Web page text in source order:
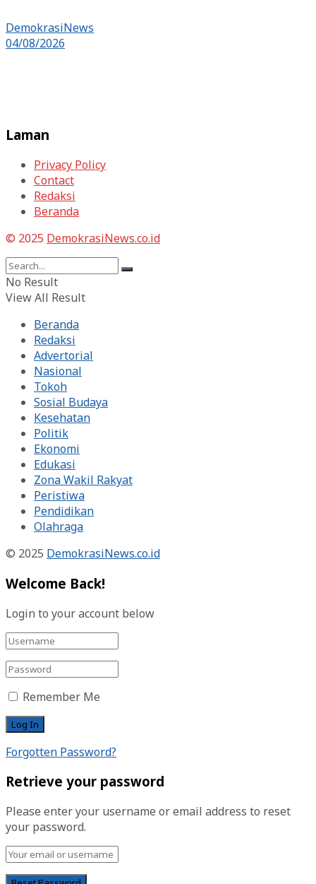
DemokrasiNews
04/08/2026
Laman
Privacy Policy
Contact
Redaksi
Beranda
© 2025 DemokrasiNews.co.id
No Result
View All Result
Beranda
Redaksi
Advertorial
Nasional
Tokoh
Sosial Budaya
Kesehatan
Politik
Ekonomi
Edukasi
Zona Wakil Rakyat
Peristiwa
Pendidikan
Olahraga
© 2025 DemokrasiNews.co.id
Welcome Back!
Login to your account below
Remember Me
Forgotten Password?
Retrieve your password
Please enter your username or email address to reset
your password.